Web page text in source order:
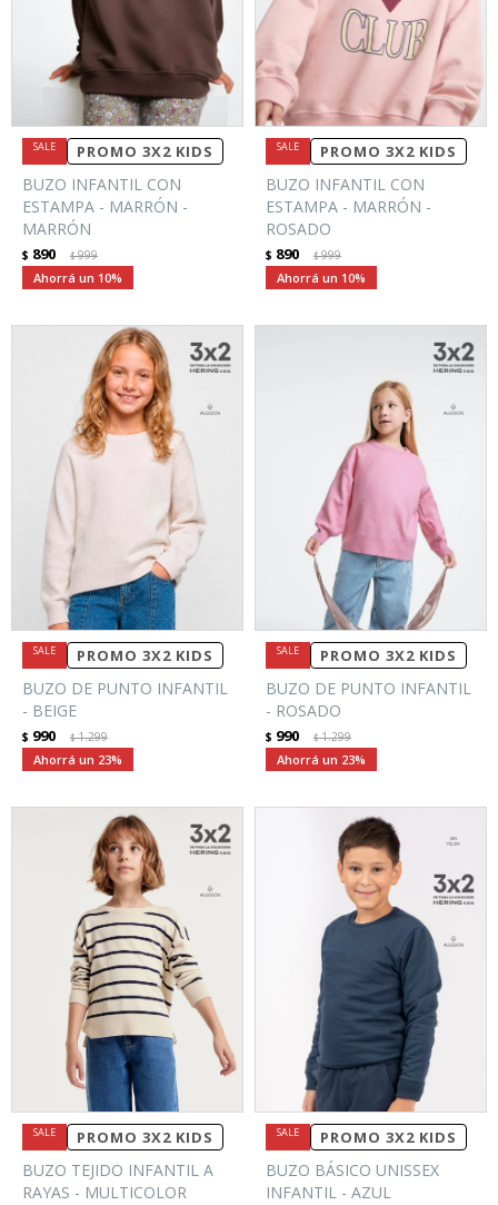
PROMO 3X2 KIDS
BUZO INFANTIL CON
ESTAMPA - MARRÓN -
MARRÓN
$ 890 $999
10
PROMO 3X2 KIDS
BUZO INFANTIL CON
ESTAMPA - MARRÓN -
ROSADO
$ 890 $999
10
PROMO 3X2 KIDS
BUZO DE PUNTO INFANTIL
- BEIGE
$ 990 $1.299
23
PROMO 3X2 KIDS
BUZO DE PUNTO INFANTIL
- ROSADO
$ 990 $1.299
23
PROMO 3X2 KIDS
BUZO TEJIDO INFANTIL A
RAYAS - MULTICOLOR
PROMO 3X2 KIDS
BUZO BÁSICO UNISSEX
INFANTIL - AZUL